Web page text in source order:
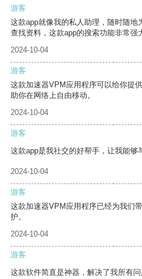
游客
这款app就像我的私人助理，随时随
查找资料，这款app的搜索功能非常强
2024-10-04
游客
这款加速器VPM应用程序可以给你提
助你在网络上自由移动。
2024-10-04
游客
这款app是我社交的好帮手，让我能够
2024-10-04
游客
这款加速器VPM应用程序已经为我们
护。
2024-10-04
游客
这款软件简直是神器，解决了我所有问